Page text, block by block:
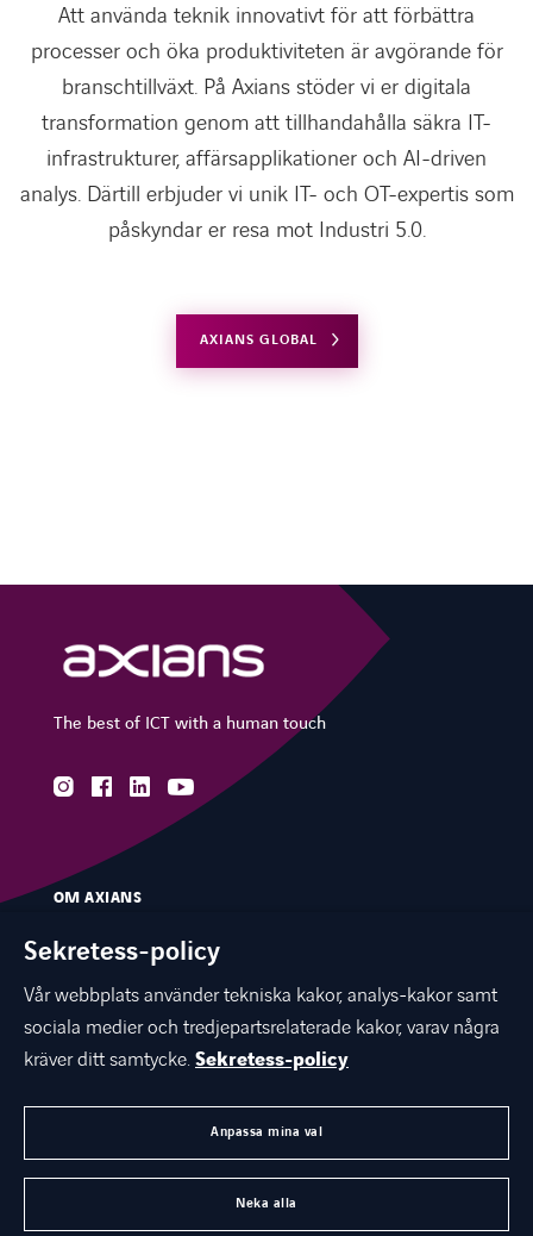
Att använda teknik innovativt för att förbättra
processer och öka produktiviteten är avgörande för
branschtillväxt. På Axians stöder vi er digitala
transformation genom att tillhandahålla säkra IT-
infrastrukturer, affärsapplikationer och AI-driven
analys. Därtill erbjuder vi unik IT- och OT-expertis som
påskyndar er resa mot Industri 5.0.
AXIANS GLOBAL
The best of ICT with a human touch
instagramfacebooklinkedinyoutube
OM AXIANS
VÅR EXPERTIS
BRANSCHER
KUNSKAPSBANK & EVENTS
KARRIÄR
KONTAKTA OSS
AXIANS GLOBAL
Sekretess-policy
Vår webbplats använder tekniska kakor, analys-kakor samt
sociala medier och tredjepartsrelaterade kakor, varav några
kräver ditt samtycke.Sekretess-policy
Anpassa mina val
Neka alla